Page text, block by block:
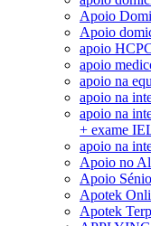
Apoio
Apoio
apoio
apoio
apoio na
apoio na
apoio na
+ exame
apoio na
Apoio no
Apoio
Apotek
Apotek